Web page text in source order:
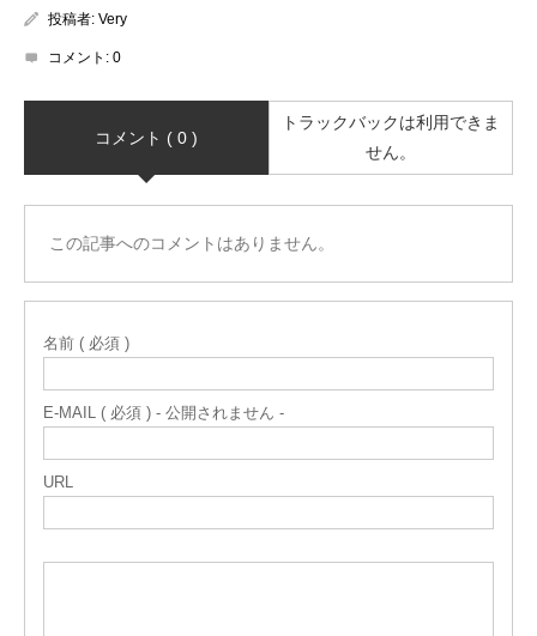
投稿者: Very
コメント: 0
コメント ( 0 )
トラックバックは利用できま
せん。
この記事へのコメントはありません。
名前 ( 必須 )
E-MAIL ( 必須 ) - 公開されません -
URL